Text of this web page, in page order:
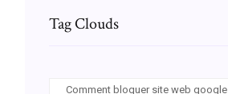
Tag Clouds
Comment bloquer site web google